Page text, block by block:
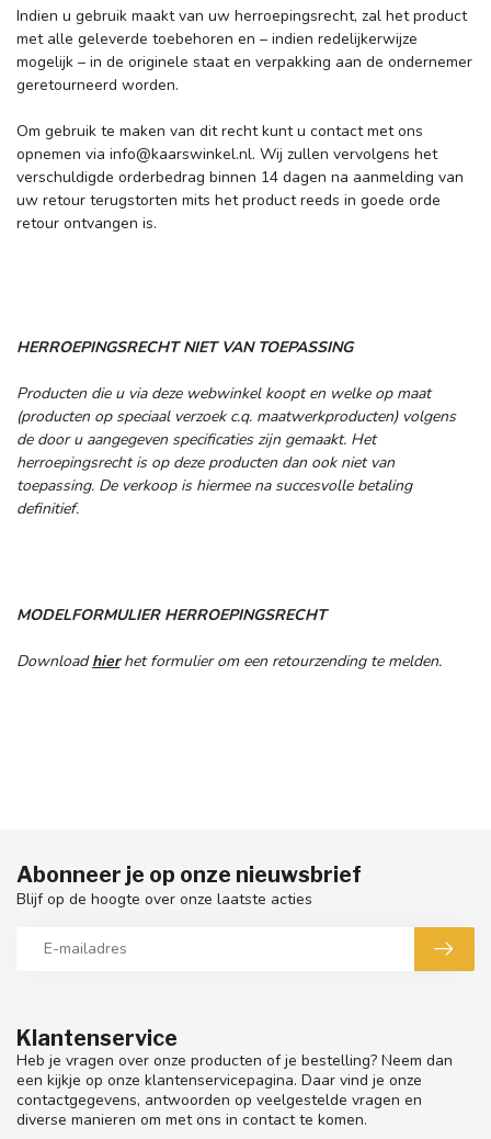
Indien u gebruik maakt van uw herroepingsrecht, zal het product
met alle geleverde toebehoren en – indien redelijkerwijze
mogelijk – in de originele staat en verpakking aan de ondernemer
geretourneerd worden.
Om gebruik te maken van dit recht kunt u contact met ons
opnemen via info@kaarswinkel.nl. Wij zullen vervolgens het
verschuldigde orderbedrag binnen 14 dagen na aanmelding van
uw retour terugstorten mits het product reeds in goede orde
retour ontvangen is.
HERROEPINGSRECHT NIET VAN TOEPASSING
Producten die u via deze webwinkel koopt en welke op maat
(producten op speciaal verzoek c.q. maatwerkproducten) volgens
de door u aangegeven specificaties zijn gemaakt. Het
herroepingsrecht is op deze producten dan ook niet van
toepassing. De verkoop is hiermee na succesvolle betaling
definitief.
MODELFORMULIER HERROEPINGSRECHT
Downloadhierhet formulier om een retourzending te melden.
Klantenservice
Heb je vragen over onze producten of je bestelling? Neem dan
een kijkje op onze klantenservicepagina. Daar vind je onze
contactgegevens, antwoorden op veelgestelde vragen en
diverse manieren om met ons in contact te komen.
Abonneer je op onze nieuwsbrief
Blijf op de hoogte over onze laatste acties